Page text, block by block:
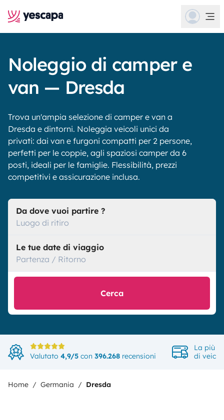
Noleggio di camper e
van — Dresda
Trova un'ampia selezione di camper e van a
Dresda e dintorni. Noleggia veicoli unici da
privati: dai van e furgoni compatti per 2 persone,
perfetti per le coppie, agli spaziosi camper da 6
posti, ideali per le famiglie. Flessibilità, prezzi
competitivi e assicurazione inclusa.
Da dove vuoi partire ?
Luogo di ritiro
Le tue date di viaggio
Partenza / Ritorno
Cerca
Valutato 4,9/5 con 396.268 recensioni
La più
di
Home Germania Dresda